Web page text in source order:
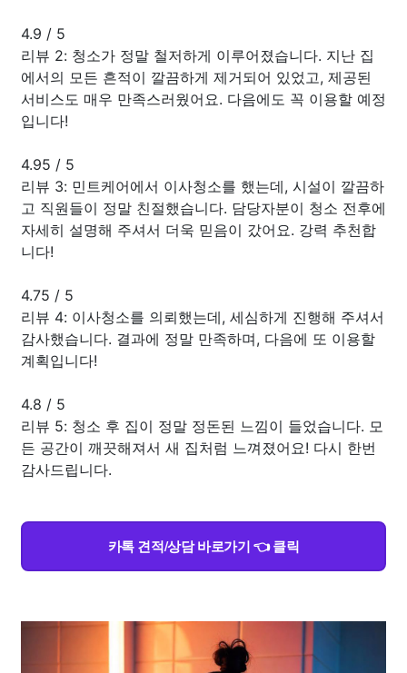
4.9 / 5
리뷰 2: 청소가 정말 철저하게 이루어졌습니다. 지난 집
에서의 모든 흔적이 깔끔하게 제거되어 있었고, 제공된
서비스도 매우 만족스러웠어요. 다음에도 꼭 이용할 예정
입니다!
4.95 / 5
리뷰 3: 민트케어에서 이사청소를 했는데, 시설이 깔끔하
고 직원들이 정말 친절했습니다. 담당자분이 청소 전후에
자세히 설명해 주셔서 더욱 믿음이 갔어요. 강력 추천합
니다!
4.75 / 5
리뷰 4: 이사청소를 의뢰했는데, 세심하게 진행해 주셔서
감사했습니다. 결과에 정말 만족하며, 다음에 또 이용할
계획입니다!
4.8 / 5
리뷰 5: 청소 후 집이 정말 정돈된 느낌이 들었습니다. 모
든 공간이 깨끗해져서 새 집처럼 느껴졌어요! 다시 한번
감사드립니다.
카톡 견적/상담 바로가기 👈 클릭